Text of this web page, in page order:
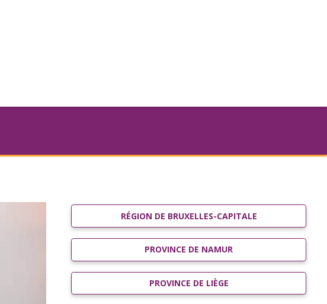
RÉGION DE BRUXELLES-CAPITALE
PROVINCE DE NAMUR
PROVINCE DE LIÈGE